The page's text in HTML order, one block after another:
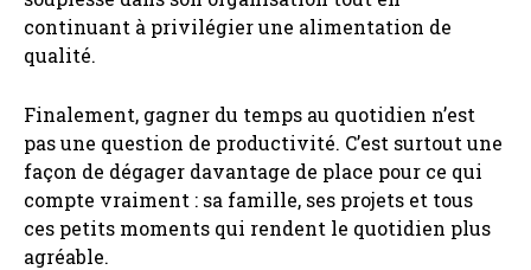
continuant à privilégier une alimentation de
qualité.
Finalement, gagner du temps au quotidien n’est
pas une question de productivité. C’est surtout une
façon de dégager davantage de place pour ce qui
compte vraiment : sa famille, ses projets et tous
ces petits moments qui rendent le quotidien plus
agréable.